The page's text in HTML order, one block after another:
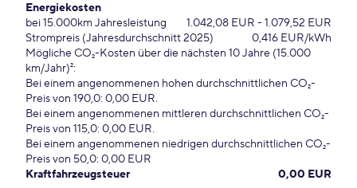
Energiekosten
bei 15.000km Jahresleistung
1.042,08 EUR - 1.079,52 EUR
Strompreis (Jahresdurchschnitt 2025)
0,416 EUR/kWh
Mögliche CO₂-Kosten über die nächsten 10 Jahre (15.000
km/Jahr)²:
Bei einem angenommenen hohen durchschnittlichen CO₂-
Preis von 190,0: 0,00 EUR.
Bei einem angenommenen mittleren durchschnittlichen CO₂-
Preis von 115,0: 0,00 EUR.
Bei einem angenommenen niedrigen durchschnittlichen CO₂-
Preis von 50,0: 0,00 EUR
Kraftfahrzeugsteuer
0,00 EUR